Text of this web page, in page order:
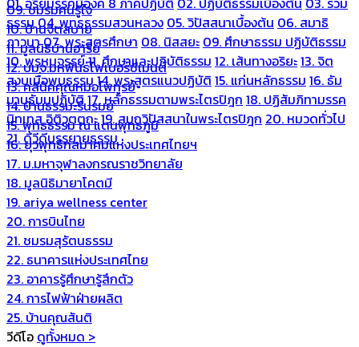
ธรรม04. พุทธธรรมสวนหลวง 05. วิปัสสนาเบื้องต้น 06. สมาธิ
ภาวนา07. พระสูตรศึกษา 08. นิสสยะ 09. ศึกษาธรรม ปฏิบัติธรรม
10. พรหมจรรย์11. ศึกษาและปฏิบัติธรรม 12. เส้นทางอริยะ13. จิต
สงบเมื่อพบธรรม14. พระสูตรแนวปฏิบัติ 15. แก่นหลักธรรม 16. ธัม
มานุธัมมปฏิบัติ17. หลักธรรมตามพระไตรปิฎก 18. ปฏิสัมภิทามรรค
นิทเทส อิติวุตตกะ19. สมถวิปัสสนาในพระไตรปิฎก 20. หมวดทั่วไป
21. ดีวีดีบรรยายธรรม
09. ชมรมคนรู้ใจ
10. บ้านจิตสบาย
11. มูลนิธิบ้านอารีย์
12. บมจ.มหพันธ์ไฟเบอร์ซีเมนต์
13. คลีนิคคุณหมอไพทูรย์
14. บ้านธรรมะรื่นรมย์
15. พุทธธรรม ณ แดนพุทธภูมิ
16. ยุวพุทธิกสมาคมแห่งประเทศไทยฯ
17. ม.มหาจุฬาลงกรณราชวิทยาลัย
18. มูลนิธิมายาโคตมี
19. ariya wellness center
20. การบินไทย
21. ชมรมสุรัตนธรรม
22. ธนาคารแห่งประเทศไทย
23. อาคารรู้ศึกษารู้สึกตัว
24. การไฟฟ้าฝ่ายผลิต
25. บ้านคุณสันติ
วีดีโอ ดูทั้งหมด >